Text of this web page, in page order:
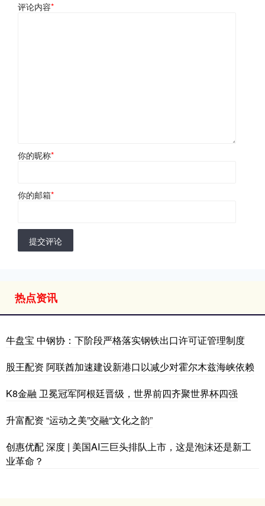
评论内容*
你的昵称*
你的邮箱*
提交评论
热点资讯
牛盘宝 中钢协：下阶段严格落实钢铁出口许可证管理制度
股王配资 阿联酋加速建设新港口以减少对霍尔木兹海峡依赖
K8金融 卫冕冠军阿根廷晋级，世界前四齐聚世界杯四强
升富配资 “运动之美”交融“文化之韵”
创惠优配 深度 | 美国AI三巨头排队上市，这是泡沫还是新工
业革命？